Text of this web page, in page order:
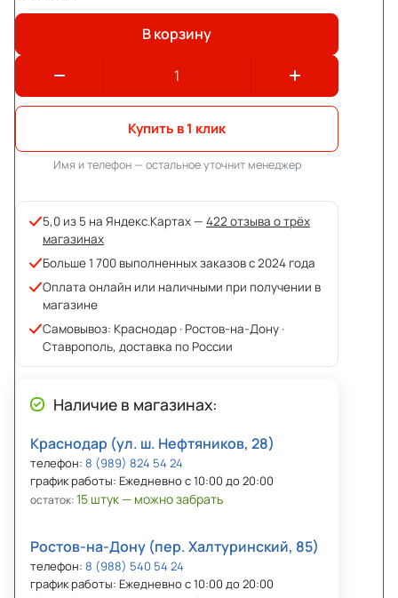
В корзину
Купить в 1 клик
Имя и телефон — остальное уточнит менеджер
5,0 из 5 на Яндекс.Картах — 422 отзыва о трёх
магазинах
Больше 1 700 выполненных заказов с 2024 года
Оплата онлайн или наличными при получении в
магазине
Самовывоз: Краснодар · Ростов-на-Дону ·
Ставрополь, доставка по России
Наличие в магазинах:
Краснодар (ул. ш. Нефтяников, 28)
телефон: 8 (989) 824 54 24
график работы: Ежедневно с 10:00 до 20:00
остаток:15 штук — можно забрать
Ростов-на-Дону (пер. Халтуринский, 85)
телефон: 8 (988) 540 54 24
график работы: Ежедневно с 10:00 до 20:00